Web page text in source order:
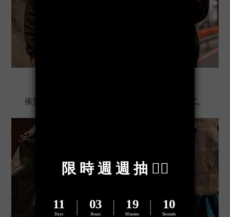
依需求調節長度，適合單肩、斜背多種佩戴方式。